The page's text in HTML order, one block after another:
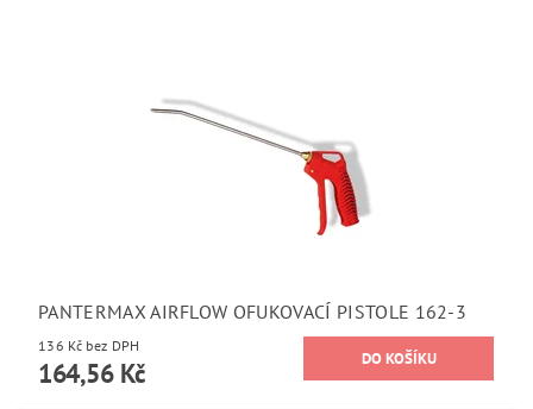
PANTERMAX AIRFLOW OFUKOVACÍ PISTOLE 162-3
136 Kč bez DPH
164,56 Kč